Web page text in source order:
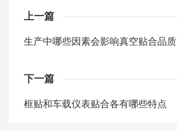
上一篇
生产中哪些因素会影响真空贴合品质
下一篇
框贴和车载仪表贴合各有哪些特点